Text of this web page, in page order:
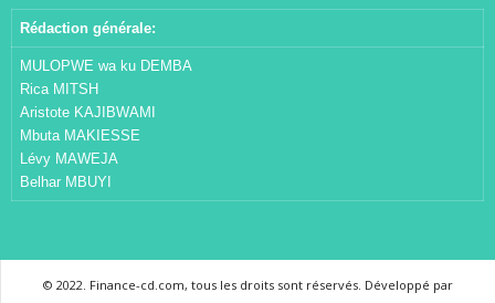
Rédaction générale:
MULOPWE wa ku DEMBA
Rica MITSH
Aristote KAJIBWAMI
Mbuta MAKIESSE
Lévy MAWEJA
Belhar MBUYI
© 2022. Finance-cd.com, tous les droits sont réservés. Développé par